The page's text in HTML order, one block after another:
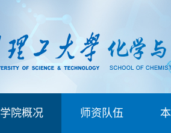
学院概况 师资队伍